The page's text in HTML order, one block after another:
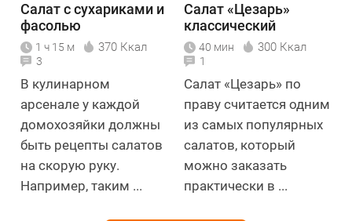
Салат с сухариками и
фасолью
1 ч 15 м 370 Ккал
3
В кулинарном
арсенале у каждой
домохозяйки должны
быть рецепты салатов
на скорую руку.
Например, таким ...
Салат «Цезарь»
классический
40 мин 300 Ккал
1
Салат «Цезарь» по
праву считается одним
из самых популярных
салатов, который
можно заказать
практически в ...